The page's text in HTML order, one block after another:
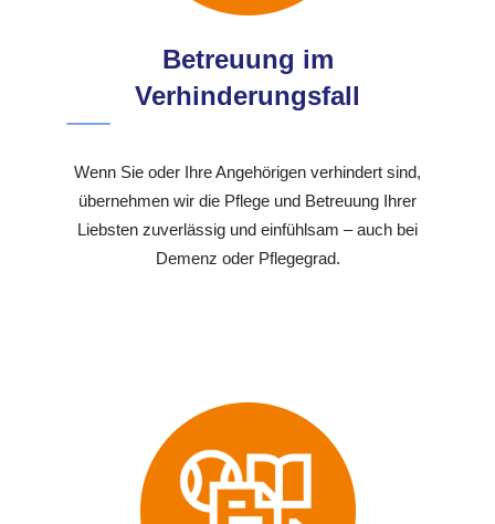
Betreuung im
Verhinderungsfall
Wenn Sie oder Ihre Angehörigen verhindert sind,
übernehmen wir die Pflege und Betreuung Ihrer
Liebsten zuverlässig und einfühlsam – auch bei
Demenz oder Pflegegrad.